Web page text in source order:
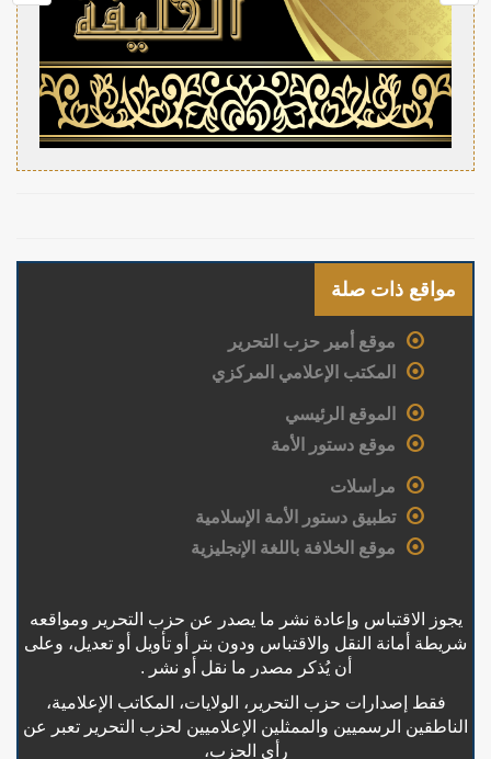
مواقع ذات صلة
موقع أمير حزب التحرير
المكتب الإعلامي المركزي
الموقع الرئيسي
موقع دستور الأمة
مراسلات
تطبيق دستور الأمة الإسلامية
موقع الخلافة باللغة الإنجليزية
يجوز الاقتباس وإعادة نشر ما يصدر عن حزب التحرير ومواقعه
شريطة أمانة النقل والاقتباس ودون بتر أو تأويل أو تعديل، وعلى
أن يُذكر مصدر ما نقل أو نشر .
فقط إصدارات حزب التحرير، الولايات، المكاتب الإعلامية،
الناطقين الرسميين والممثلين الإعلاميين لحزب التحرير تعبر عن
رأي الحزب،